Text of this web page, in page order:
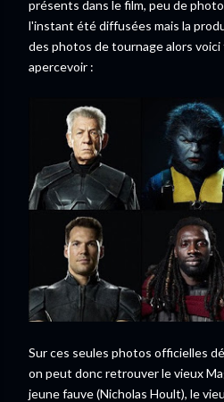
présents dans le film, peu de
l'instant été diffusées mais la
des photos de tournage alors voici
apercevoir :
Sur ces seules photos officielles
on peut donc retrouver le vieux
jeune fauve (Nicholas Hoult), le